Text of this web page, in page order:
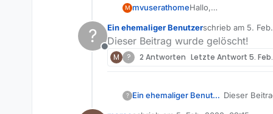
M mvuserathomeHallo,
bei denen ich ein
Bin in DE.
Wenn ich die URL im
An error occurred
Die Titel sind
?
Offline
Ein ehemaliger Benutzerschrieb am 5.
zuletzt editiert
Dieser Beitrag wurde gelöscht!
M ? 2 Antworten Letzte Antwort 5.
? Ein ehemaliger Benutzer Dieser